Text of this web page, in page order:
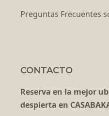
Preguntas Frecuentes
CONTACTO
Reserva en la mejor
despierta en